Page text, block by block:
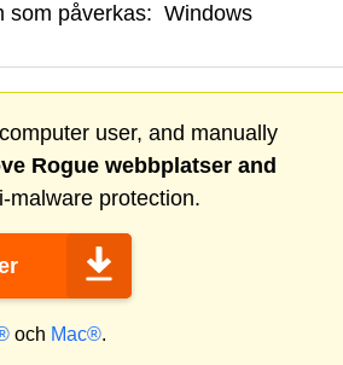
som påverkas: Windows
user, and manually
Rogue webbplatser and
malware protection.
och Mac®.